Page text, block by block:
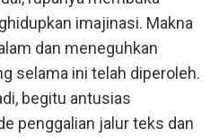
imajinasi. Makna
dan meneguhkan
selama ini telah diperoleh.
begitu antusias
penggalian jalur teks dan